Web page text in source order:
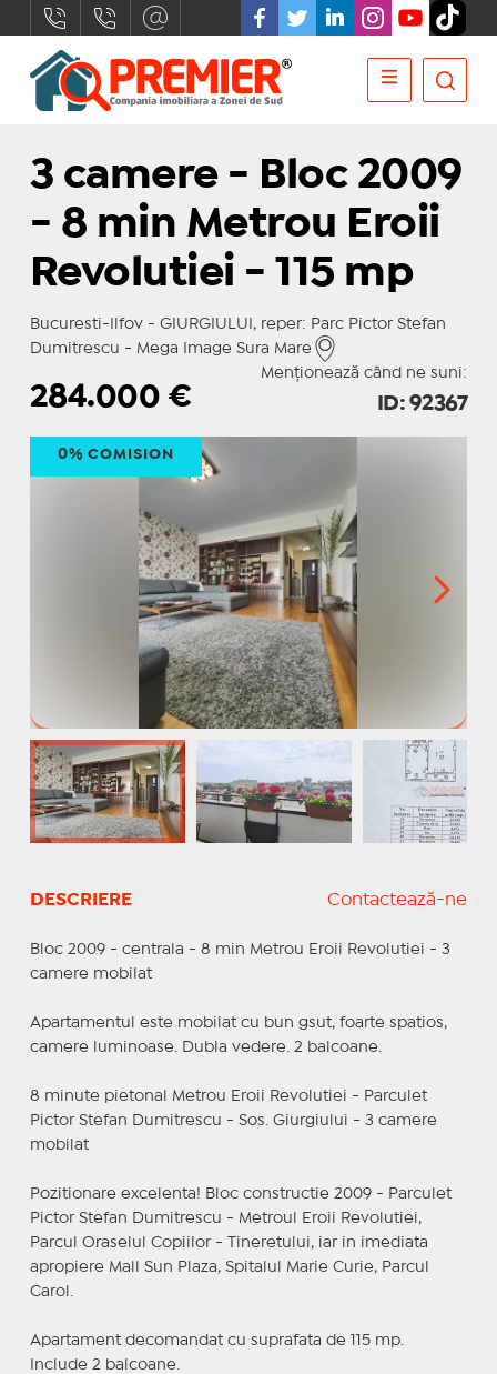
3 camere - Bloc 2009
- 8 min Metrou Eroii
Revolutiei - 115 mp
Bucuresti-Ilfov - GIURGIULUI, reper: Parc Pictor Stefan
Dumitrescu - Mega Image Sura Mare
Menționează când ne suni:
284.000 € ID: 92367
0% COMISION
DESCRIERE Contactează-ne
Bloc 2009 - centrala - 8 min Metrou Eroii Revolutiei - 3
camere mobilat
Apartamentul este mobilat cu bun gsut, foarte spatios,
camere luminoase. Dubla vedere. 2 balcoane.
8 minute pietonal Metrou Eroii Revolutiei - Parculet
Pictor Stefan Dumitrescu - Sos. Giurgiului - 3 camere
mobilat
Pozitionare excelenta! Bloc constructie 2009 - Parculet
Pictor Stefan Dumitrescu - Metroul Eroii Revolutiei,
Parcul Oraselul Copiilor - Tineretului, iar in imediata
apropiere Mall Sun Plaza, Spitalul Marie Curie, Parcul
Carol.
Apartament decomandat cu suprafata de 115 mp.
Include 2 balcoane.